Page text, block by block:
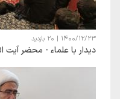
1400/12/23
| 20 بازدید
دیدار با علماء - محضر آیت